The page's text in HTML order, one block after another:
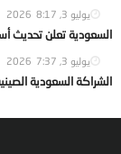
يوليو 3, 2026 8:17
السعودية تعلن تحديث
يوليو 3, 2026 7:37
الشراكة السعودية